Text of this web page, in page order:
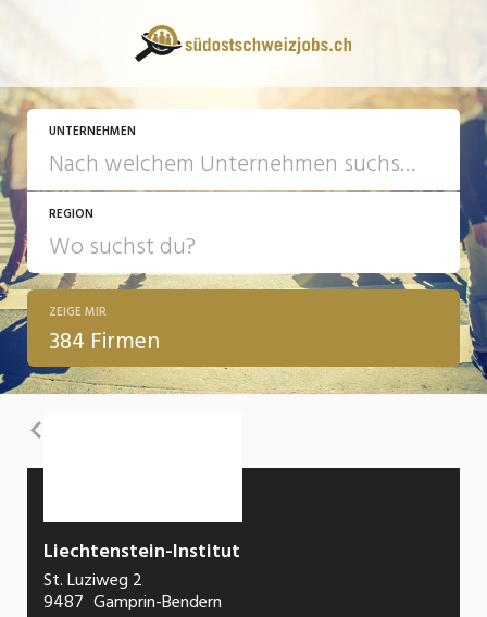
UNTERNEHMEN
REGION
ZEIGE MIR
384 Firmen
Liechtenstein-Institut
St. Luziweg 2
9487 Gamprin-Bendern